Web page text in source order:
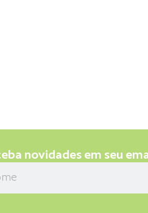
novidades em seu